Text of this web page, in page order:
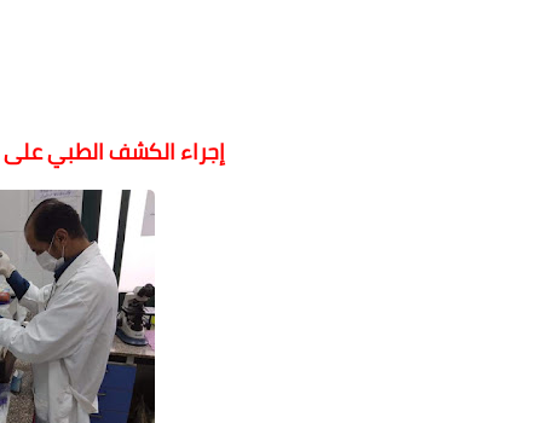
إجراء الكشف الطبي على 1984 مواطناً من أهالي كفر الشيخ